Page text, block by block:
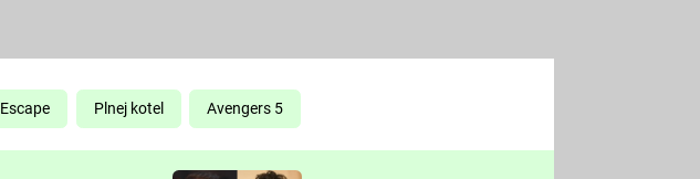
KOMEDIE
CHUCK
NORRIS
Prima LAJK
Escape Plnej kotel Avengers 5